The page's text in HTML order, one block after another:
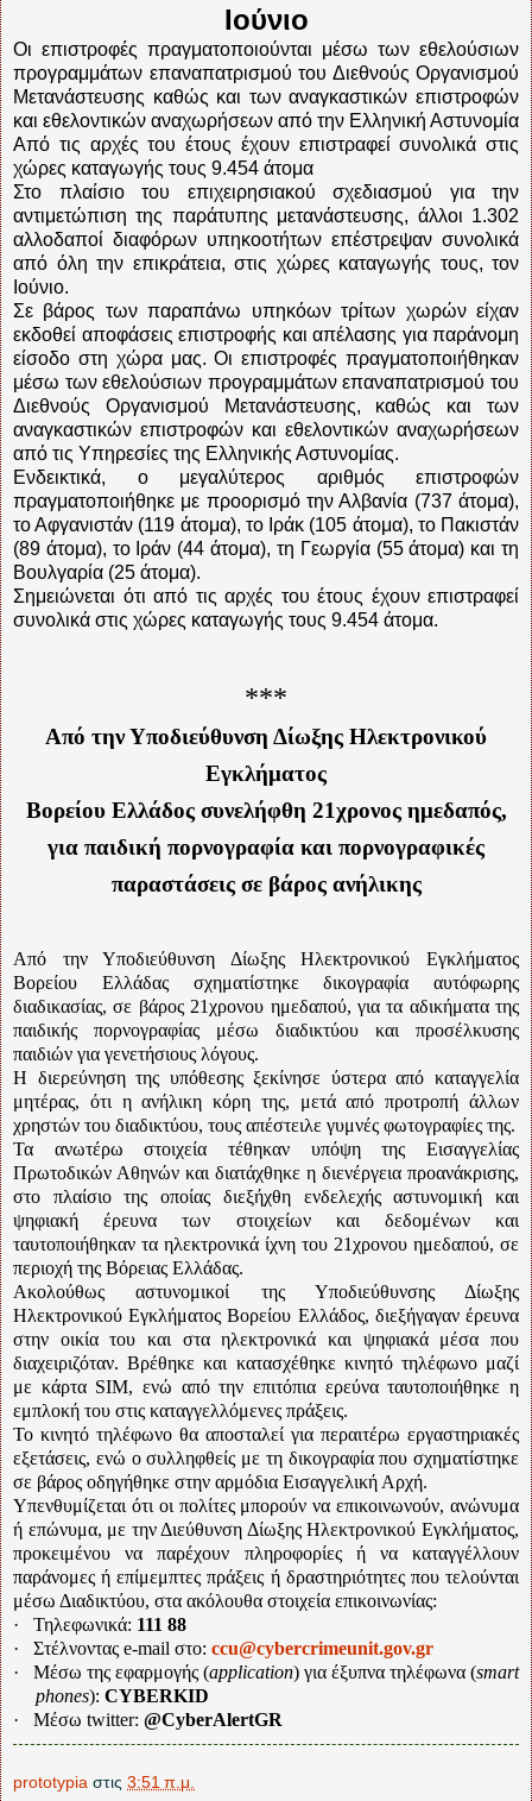
Ιούνιο
Οι επιστροφές πραγματοποιούνται μέσω των εθελούσιων
προγραμμάτων επαναπατρισμού του Διεθνούς Οργανισμού
Μετανάστευσης καθώς και των αναγκαστικών επιστροφών
και εθελοντικών αναχωρήσεων από την Ελληνική Αστυνομία
Από τις αρχές του έτους έχουν επιστραφεί συνολικά στις
χώρες καταγωγής τους 9.454 άτομα
Στο πλαίσιο του επιχειρησιακού σχεδιασμού για την
αντιμετώπιση της παράτυπης μετανάστευσης, άλλοι 1.302
αλλοδαποί διαφόρων υπηκοοτήτων επέστρεψαν συνολικά
από όλη την επικράτεια, στις χώρες καταγωγής τους, τον
Ιούνιο.
Σε βάρος των παραπάνω υπηκόων τρίτων χωρών είχαν
εκδοθεί αποφάσεις επιστροφής και απέλασης για παράνομη
είσοδο στη χώρα μας. Οι επιστροφές πραγματοποιήθηκαν
μέσω των εθελούσιων προγραμμάτων επαναπατρισμού του
Διεθνούς Οργανισμού Μετανάστευσης, καθώς και των
αναγκαστικών επιστροφών και εθελοντικών αναχωρήσεων
από τις Υπηρεσίες της Ελληνικής Αστυνομίας.
Ενδεικτικά, ο μεγαλύτερος αριθμός επιστροφών
πραγματοποιήθηκε με προορισμό την Αλβανία (737 άτομα),
το Αφγανιστάν (119 άτομα), το Ιράκ (105 άτομα), το Πακιστάν
(89 άτομα), το Ιράν (44 άτομα), τη Γεωργία (55 άτομα) και τη
Βουλγαρία (25 άτομα).
Σημειώνεται ότι από τις αρχές του έτους έχουν επιστραφεί
συνολικά στις χώρες καταγωγής τους 9.454 άτομα.
***
Από την Υποδιεύθυνση Δίωξης Ηλεκτρονικού
Εγκλήματος
Βορείου Ελλάδοςσυνελήφθη 21χρονος ημεδαπός,
για παιδική πορνογραφία και πορνογραφικές
παραστάσεις σε βάρος ανήλικης
Από την Υποδιεύθυνση Δίωξης Ηλεκτρονικού Εγκλήματος
Βορείου Ελλάδας σχηματίστηκε δικογραφία αυτόφωρης
διαδικασίας, σε βάρος 21χρονου ημεδαπού, για τα αδικήματα της
παιδικής πορνογραφίας μέσω διαδικτύου και προσέλκυσης
παιδιών για γενετήσιους λόγους.
Η διερεύνηση της υπόθεσης ξεκίνησε ύστερα από καταγγελία
μητέρας, ότι η ανήλικη κόρη της, μετά από προτροπή άλλων
χρηστών του διαδικτύου, τους απέστειλε γυμνές φωτογραφίες της.
Τα ανωτέρω στοιχεία τέθηκαν υπόψη της Εισαγγελίας
Πρωτοδικών Αθηνών και διατάχθηκε η διενέργεια προανάκρισης,
στο πλαίσιο της οποίας διεξήχθη ενδελεχής αστυνομική και
ψηφιακή έρευνα των στοιχείων και δεδομένων και
ταυτοποιήθηκαν τα ηλεκτρονικά ίχνη του 21χρονου ημεδαπού, σε
περιοχή της Βόρειας Ελλάδας.
Ακολούθως αστυνομικοί της Υποδιεύθυνσης Δίωξης
Ηλεκτρονικού Εγκλήματος Βορείου Ελλάδος, διεξήγαγαν έρευνα
στην οικία του και στα ηλεκτρονικά και ψηφιακά μέσα που
διαχειριζόταν. Βρέθηκε και κατασχέθηκε κινητό τηλέφωνο μαζί
με κάρτα SIM, ενώ από την επιτόπια ερεύνα ταυτοποιήθηκε η
εμπλοκή του στις καταγγελλόμενες πράξεις.
Το κινητό τηλέφωνο θα αποσταλεί για περαιτέρω εργαστηριακές
εξετάσεις, ενώ ο συλληφθείς με τη δικογραφία που σχηματίστηκε
σε βάρος οδηγήθηκε στην αρμόδια Εισαγγελική Αρχή.
Υπενθυμίζεται ότι οι πολίτες μπορούν να επικοινωνούν, ανώνυμα
ή επώνυμα, με την Διεύθυνση Δίωξης Ηλεκτρονικού Εγκλήματος,
προκειμένου να παρέχουν πληροφορίες ή να καταγγέλλουν
παράνομες ή επίμεμπτες πράξεις ή δραστηριότητες που τελούνται
μέσω Διαδικτύου, στα ακόλουθα στοιχεία επικοινωνίας:
·
Τηλεφωνικά: 111 88
·
Στέλνοντας e-mail στο: ccu@cybercrimeunit.gov.gr
·
Μέσω της εφαρμογής (application) για έξυπνα τηλέφωνα (smart
phones): CYBERΚΙD
·
Μέσω twitter: @CyberAlertGR
prototypia στις 3:51 π.μ.